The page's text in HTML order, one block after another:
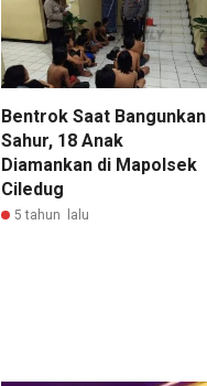
Bentrok Saat Bangunkan
Sahur, 18 Anak
Diamankan di Mapolsek
Ciledug
5 tahun lalu